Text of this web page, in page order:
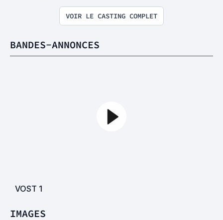
VOIR LE CASTING COMPLET
BANDES-ANNONCES
VOST 1
IMAGES